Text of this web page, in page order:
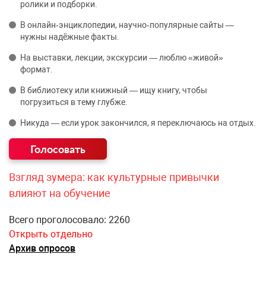
ролики и подборки.
В онлайн‑энциклопедии, научно‑популярные сайты —
нужны надёжные факты.
На выставки, лекции, экскурсии — люблю «живой»
формат.
В библиотеку или книжный — ищу книгу, чтобы
погрузиться в тему глубже.
Никуда — если урок закончился, я переключаюсь на отдых.
Взгляд зумера: как культурные привычки
влияют на обучение
Всего проголосовало: 2260
Открыть отдельно
Архив опросов